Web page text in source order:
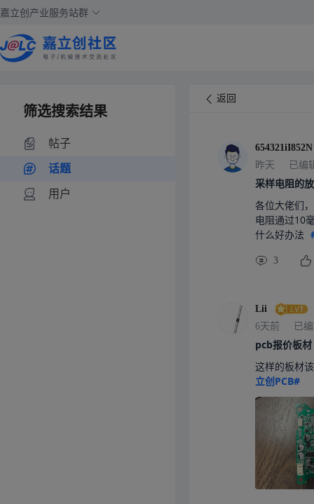
嘉立创产业服务站群
筛选搜索结果
帖子
话题
用户
返回
654321iI852N
昨天
已编
采样电阻的
各位大佬们
电阻通过10
什么好办法
3
Lii
6天前
已
pcb报价板材
这样的板材
立创PCB#